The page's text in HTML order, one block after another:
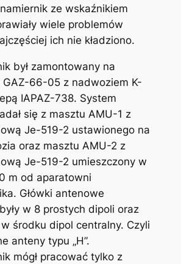
ze wskaźnikiem
wiele problemów
ich nie kładziono.
był zamontowany na
GAZ-66-05 z nadwoziem K-
IAPAZ-738. System
się z masztu AMU-1 z
Je-519-2 ustawionego na
oraz masztu AMU-2 z
Je-519-2 umieszczony w
m od aparatowni
Główki antenowe
w 8 prostych dipoli oraz
środku dipol centralny. Czyli
anteny typu „H”.
mógł pracować tylko z